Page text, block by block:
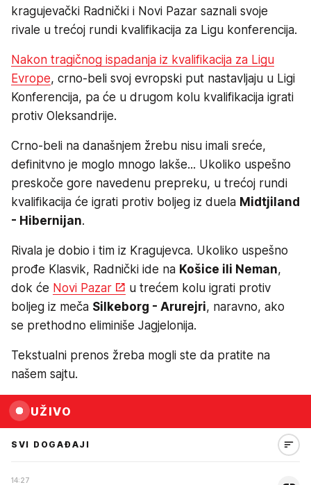
kragujevački Radnički i Novi Pazar saznali svoje
rivale u trećoj rundi kvalifikacija za Ligu konferencija.
Nakon tragičnog ispadanja iz kvalifikacija za Ligu
Evrope, crno-beli svoj evropski put nastavljaju u Ligi
Konferencija, pa će u drugom kolu kvalifikacija igrati
protiv Oleksandrije.
Crno-beli na današnjem žrebu nisu imali sreće,
definitvno je moglo mnogo lakše... Ukoliko uspešno
preskoče gore navedenu prepreku, u trećoj rundi
kvalifikacija će igrati protiv boljeg iz duela Midtjiland
- Hibernijan.
Rivala je dobio i tim iz Kragujevca. Ukoliko uspešno
prođe Klasvik, Radnički ide na Košice ili Neman,
dok će Novi Pazar
u trećem kolu igrati protiv
boljeg iz meča Silkeborg - Arurejri, naravno, ako
se prethodno eliminiše Jagjelonija.
Tekstualni prenos žreba mogli ste da pratite na
našem sajtu.
UŽIVO
SVI DOGAĐAJI
14:27